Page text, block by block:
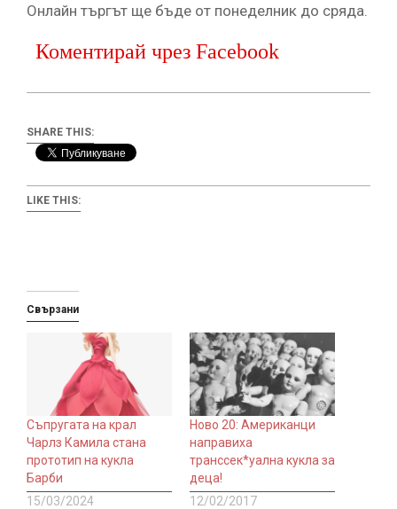
Онлайн търгът ще бъде от понеделник до сряда.
Коментирай чрез Facebook
SHARE THIS:
LIKE THIS:
Свързани
Съпругата на крал
Чарлз Камила стана
прототип на кукла
Барби
15/03/2024
Ново 20: Американци
направиха
транссек*уална кукла за
деца!
12/02/2017